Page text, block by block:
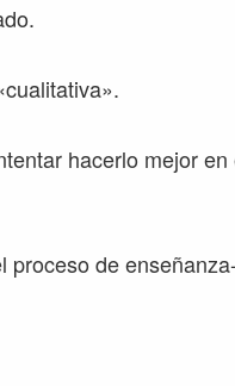
hacerlo mejor
de